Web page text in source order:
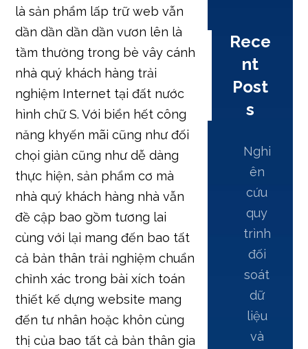
là sản phẩm lấp trữ web vẫn
dần dần dần dần vươn lên là
tầm thường trong bè vây cánh
nhà quý khách hàng trải
nghiệm Internet tại đất nước
hình chữ S. Với biển hết công
năng khyến mãi cũng như đối
chọi giản cũng như dễ dàng
thực hiện, sản phẩm cơ mà
nhà quý khách hàng nhà vẫn
đề cập bao gồm tương lai
cùng với lại mang đến bao tất
cả bản thân trải nghiệm chuẩn
chỉnh xác trong bài xích toán
thiết kế dựng website mang
đến tư nhân hoặc khôn cùng
thị của bao tất cả bản thân gia
Rece
nt
Post
s
Nghi
ên
cứu
quy
trình
đối
soát
dữ
liệu
và